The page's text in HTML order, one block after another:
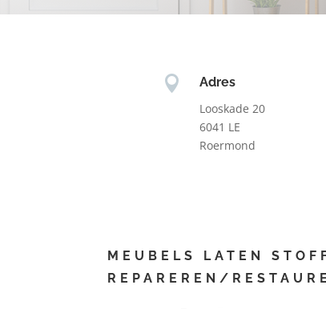

Adres
Looskade 20
6041 LE
Roermond
MEUBELS LATEN
REPAREREN/